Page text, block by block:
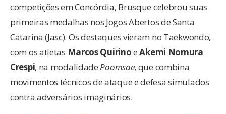
competições em Concórdia, Brusque celebrou suas
primeiras medalhas nos Jogos Abertos de Santa
Catarina (Jasc). Os destaques vieram no Taekwondo,
com os atletas Marcos QuirinoeAkemi Nomura
Crespi, na modalidadePoomsae, que combina
movimentos técnicos de ataque e defesa simulados
contra adversários imaginários.